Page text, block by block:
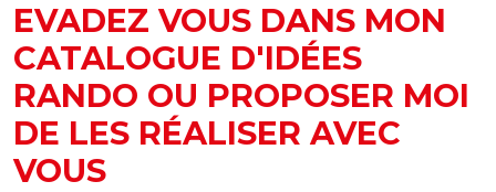
EVADEZ VOUS DANS MON
CATALOGUE D'IDÉES
RANDO OU PROPOSER MOI
DE LES RÉALISER AVEC
VOUS